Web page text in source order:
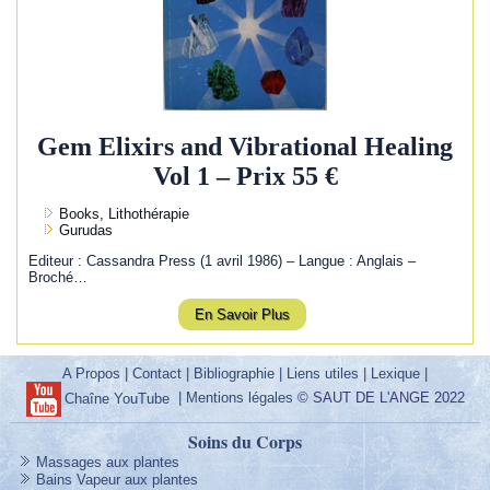
Gem Elixirs and Vibrational Healing
Vol 1 – Prix 55 €
Books, Lithothérapie
Gurudas
Editeur : Cassandra Press (1 avril 1986) – Langue : Anglais –
Broché…
En Savoir Plus
A Propos |Contact | Bibliographie | Liens utiles| Lexique |
Chaîne YouTube| Mentions légales © SAUT DE L'ANGE 2022
Soins du Corps
Massages aux plantes
Bains Vapeur aux plantes